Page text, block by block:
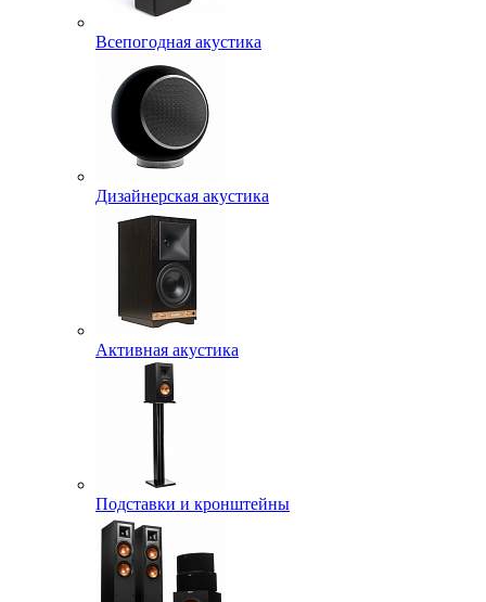
Всепогодная акустика
Дизайнерская акустика
Активная акустика
Подставки и кронштейны